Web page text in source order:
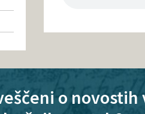
o novostih